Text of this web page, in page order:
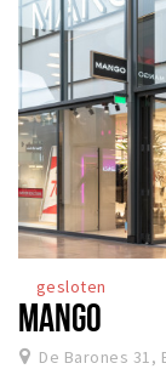
gesloten
MANGO
De Barones 31,